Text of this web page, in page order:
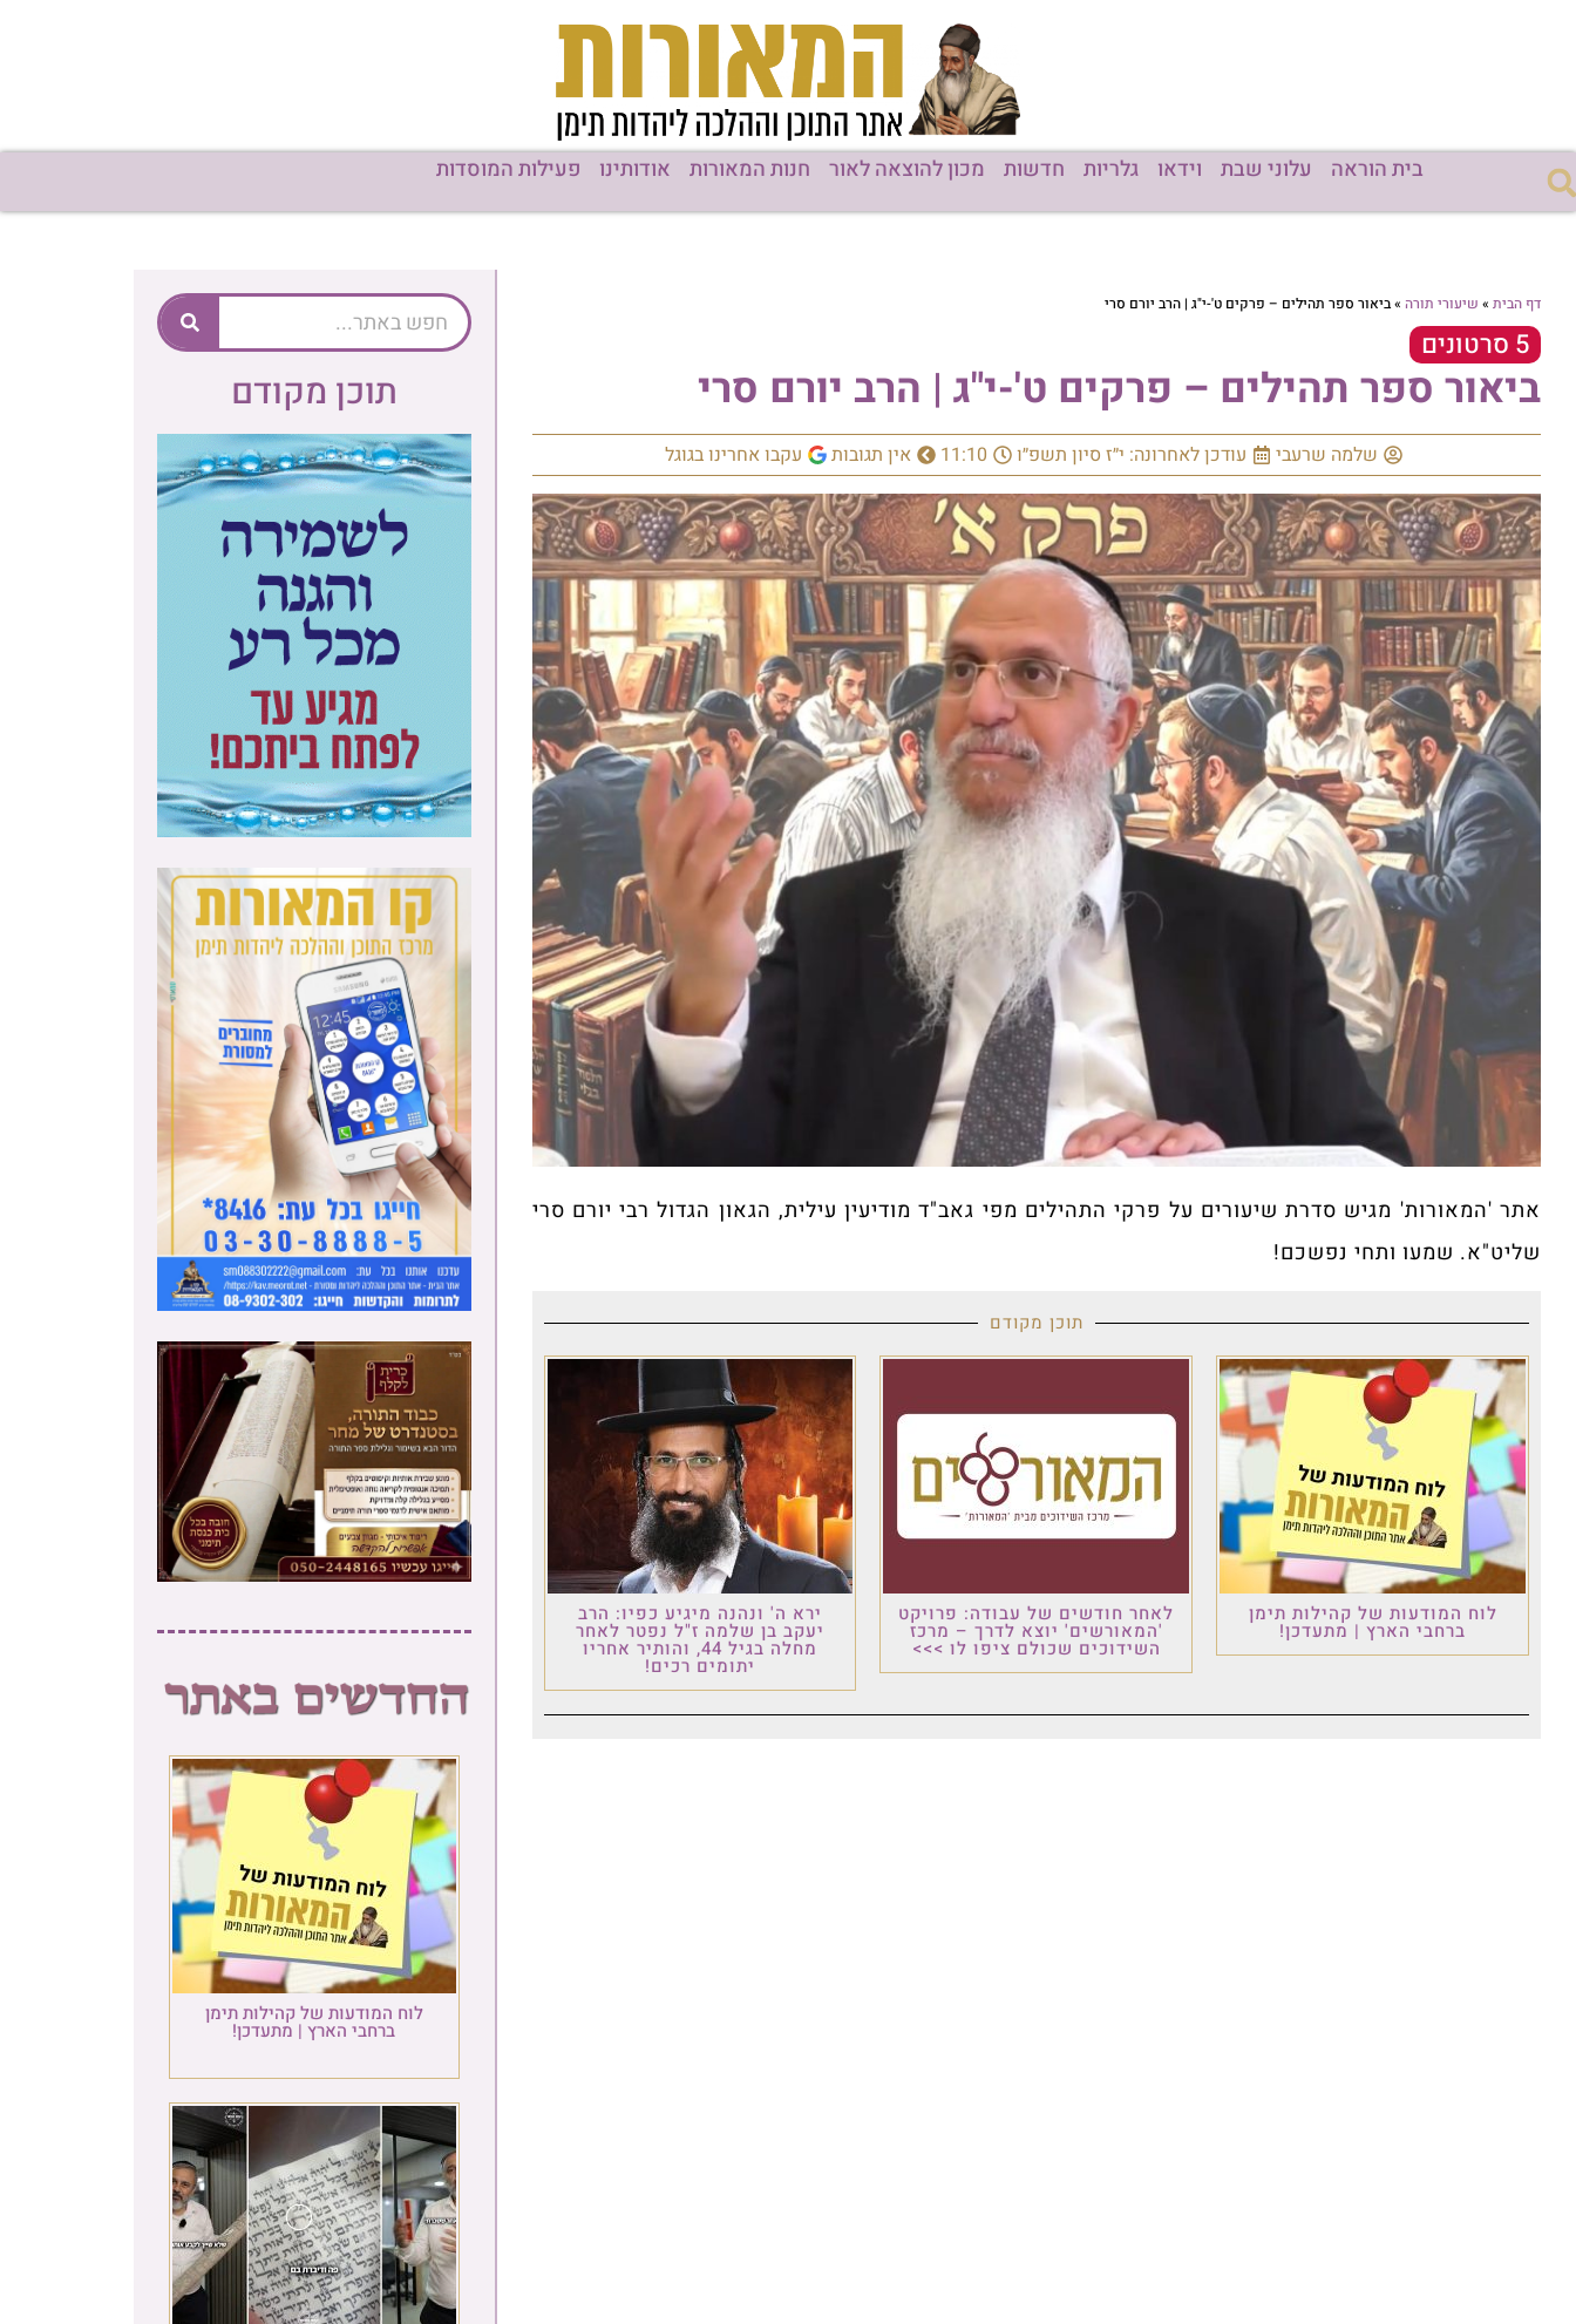
בית הוראה עלוני שבת וידאו גלריות חדשות מכון להוצאה לאור חנות המאורות אודותינו פעילות המוסדות
דף הבית » שיעורי תורה »ביאור ספר תהילים – פרקים ט'-י"ג | הרב יורם סרי
5 סרטונים
ביאור ספר תהילים – פרקים ט'-י"ג | הרב יורם סרי
שלמה שרעבי עודכן לאחרונה: י״ז סיון תשפ״ו 11:10 אין תגובות עקבו אחרינו בגוגל
אתר 'המאורות' מגיש סדרת שיעורים על פרקי התהילים מפי גאב"ד מודיעין עילית, הגאון הגדול רבי יורם סרי
שליט"א. שמעו ותחי נפשכם!
תוכן מקודם
לוח המודעות של קהילות תימן
ברחבי הארץ | מתעדכן!
לאחר חודשים של עבודה: פרויקט
'המאורשים' יוצא לדרך – מרכז
השידוכים שכולם ציפו לו >>>
ירא ה' ונהנה מיגיע כפיו: הרב
יעקב בן שלמה ז"ל נפטר לאחר
מחלה בגיל 44, והותיר אחריו
יתומים רכים!
תוכן מקודם
לוח המודעות של קהילות תימן
ברחבי הארץ | מתעדכן!